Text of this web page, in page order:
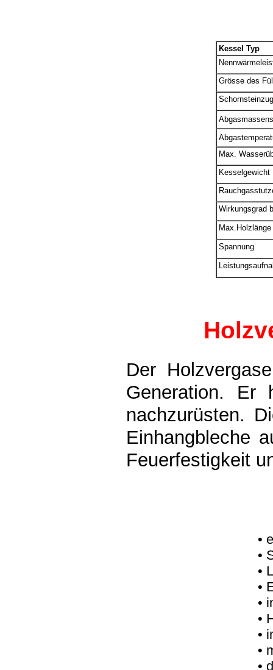
Kessel Typ
Grösse des
Schornsteinzug
Max.
Kesselgewicht
Wirkungsgrad
Max.Holzlänge
Spannung
Der
Generation. Er
nachzurüsten.
Einhangbleche
Feuerfestigkeit
•
•
•
•
•
•
•
•
•